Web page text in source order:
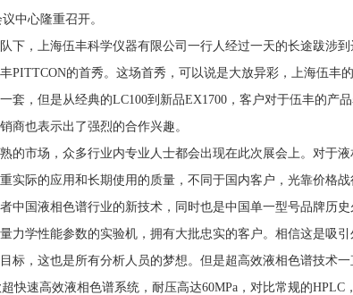
中心隆重召开。
下，上海伍丰科学仪器有限公司一行人经过一天的长途跋涉
PITTCON的首秀。这场首秀，可以说是大放异彩，上海伍丰
套，但是从经典的LC100到新品EX1700，客户对于伍丰的产
商也表示出了强烈的合作兴趣。
的市场，众多行业内专业人士都会出现在此次展会上。对于
实际的应用和长期使用的质量，不同于国内客户，光靠价格
中国液相色谱行业的新技术，同时也是中国单一型号品牌历
力学性能参数的实验机，拥有大批忠实的客户。相信这是吸引
标，这也是所有分析人员的梦想。但是超高效液相色谱技术
快速高效液相色谱系统，耐压高达60MPa，对比常规的HPLC